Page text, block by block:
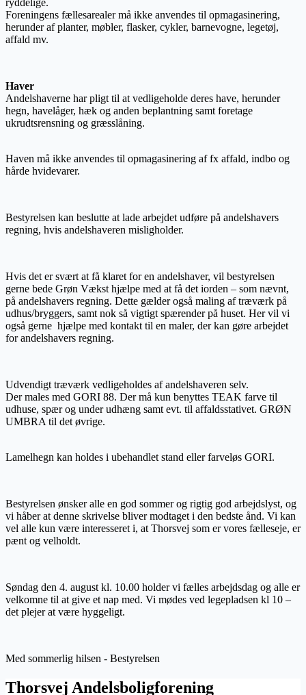
Foreningens fællesarealer må ikke anvendes til opmagasinering,
herunder af planter, møbler, flasker, cykler, barnevogne, legetøj,
affald mv.
Haver
Andelshaverne har pligt til at vedligeholde deres have, herunder
hegn, havelåger, hæk og anden beplantning samt foretage
ukrudtsrensning og græsslåning.
Haven må ikke anvendes til opmagasinering af fx affald, indbo og
hårde hvidevarer.
Bestyrelsen kan beslutte at lade arbejdet udføre på andelshavers
regning, hvis andelshaveren misligholder.
Hvis det er svært at få klaret for en andelshaver, vil bestyrelsen
gerne bede Grøn Vækst hjælpe med at få det iorden – som nævnt,
på andelshavers regning. Dette gælder også maling af træværk på
udhus/bryggers, samt nok så vigtigt spærender på huset. Her vil vi
også gerne hjælpe med kontakt til en maler, der kan gøre arbejdet
for andelshavers regning.
Udvendigt træværk vedligeholdes af andelshaveren selv.
Der males med GORI 88. Der må kun benyttes TEAK farve til
udhuse, spær og under udhæng samt evt. til affaldsstativet. GRØN
UMBRA til det øvrige.
Lamelhegn kan holdes i ubehandlet stand eller farveløs GORI.
Bestyrelsen ønsker alle en god sommer og rigtig god arbejdslyst, og
vi håber at denne skrivelse bliver modtaget i den bedste ånd. Vi kan
vel alle kun være interesseret i, at Thorsvej som er vores fælleseje, er
pænt og velholdt.
Søndag den 4. august kl. 10.00 holder vi fælles arbejdsdag og alle er
velkomne til at give et nap med. Vi mødes ved legepladsen kl 10 –
det plejer at være hyggeligt.
Med sommerlig hilsen - Bestyrelsen
Thorsvej Andelsboligforening